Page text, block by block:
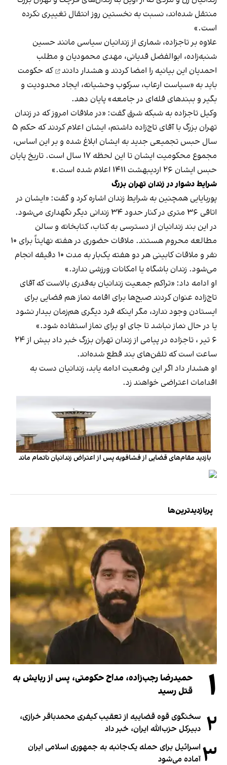
منتقل شده‌اند، نسبت به نخستین روز انتقال تغییری نکرده
است.»
علاوه بر تاجزاده، شماری از زندانیان سیاسی مانند حسین
شنبه‌زاده، ابوالفضل قدیانی، مهدی محمودیان و مطلب
احمدیان این بیانیه را امضا کردند و هشدار دادند
که حکومت
باید به «سیاست ارعاب، سرکوب وحشیانه، ایجاد محدودیت و
بگیر و ببندهای فله‌ای در جامعه» پایان دهد.
وکیل تاجزاده به شبکه شرق گفت: «در ملاقات امروز که در زندان
تهران بزرگ با آقای تاج‌زاده داشتم، ایشان اعلام کردند که حکم ۵
سال حبس تجمیعی جدید به ایشان ابلاغ شده و بر این اساس،
مجموع محکومیت ایشان تا این لحظه ۱۷ سال است. تاریخ پایان
حبس ایشان ۲۶ اردیبهشت ۱۴۱۱ اعلام شده است.»
شرایط دشوار در زندان تهران بزرگ
پوربایایی همچنین به شرایط زندان اشاره کرد و گفت: «ایشان در
اتاقی ۳۶ متری در کنار حدود ۳۴ زندانی دیگر نگهداری می‌شود.
در این بند زندانیان از دسترسی به کتاب، کتابخانه و سالن
مطالعه محروم هستند. ملاقات حضوری در هفته نهایتاً برای ۱۰
نفر و ملاقات کابینی هر دو هفته یک‌بار به مدت ۱۰ دقیقه انجام
می‌شود. زندان باشگاه یا امکانات ورزشی ندارد.»
او ادامه داد: «تراکم جمعیت زندانیان به‌قدری بالاست که آقای
تاج‌زاده عنوان کردند صبح‌ها برای اقامه نماز هم فضایی برای
ایستادن وجود ندارد، مگر اینکه فرد دیگری هم‌زمان بیدار نشود
یا در حال نماز نباشد تا جای او برای نماز استفاده شود.»
۶ تیر ، تاجزاده در پیامی از زندان تهران بزرگ خبر داد بیش از ۲۴
ساعت است که تلفن‌های بند قطع شده‌اند.
او هشدار داد اگر این وضعیت ادامه یابد، زندانیان دست به
اقدامات اعتراضی خواهند زد.
بازدید مقام‌های قضایی از فشافویه پس از اعتراض زندانیان ناتمام ماند
پربازدیدترین‌ها
۱
حمیدرضا رجب‌زاده، مداح حکومتی، پس از ربایش به
قتل رسید
۲ سخنگوی قوه قضاییه از تعقیب کیفری محمدباقر خرازی،
دبیر‌کل حزب‌الله ایران، خبر داد
۳ اسرائیل برای حمله یک‌جانبه به جمهوری اسلامی ایران
آماده می‌شود